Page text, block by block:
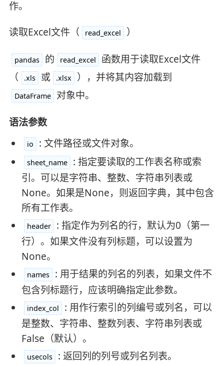
作。
读取Excel文件（
read_excel ）
pandas 的 read_excel
函数用于读取Excel文件
（
.xls 或 .xlsx ），并将其内容加载到
DataFrame 对象中。
语法参数
io : 文件路径或文件对象。
sheet_name
: 指定要读取的工作表名称或索
引。可以是字符串、整数、字符串列表或
None。如果是None，则返回字典，其中包含
所有工作表。
header
: 指定作为列名的行，默认为0（第一
行）。如果文件没有列标题，可以设置为
None。
names
: 用于结果的列名的列表，如果文件不
包含列标题行，应该明确指定此参数。
index_col
: 用作行索引的列编号或列名，可以
是整数、字符串、整数列表、字符串列表或
False（默认）。
usecols : 返回列的列号或列名列表。